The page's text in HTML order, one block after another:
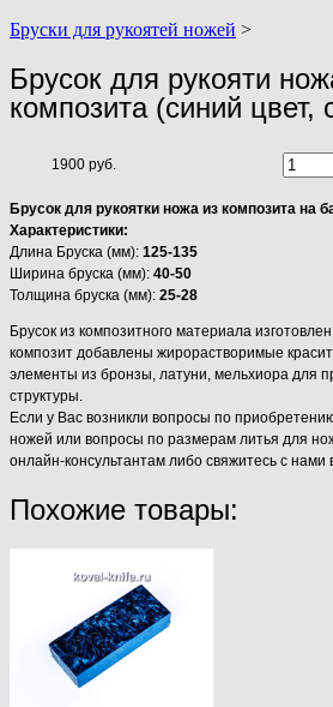
Бруски для рукоятей ножей >
Брусок для рукояти
композита (синий
1900 руб.
Брусок для рукоятки ножа из композита на
Характеристики:
Длина Бруска (мм): 125-135
Ширина бруска (мм): 40-50
Толщина бруска (мм): 25-28
Брусок из композитного материала
композит добавлены жирорастворимые
элементы из бронзы, латуни, мельхиора для
структуры.
Если у Вас возникли вопросы по
ножей или вопросы по размерам литья для
онлайн-консультантам либо свяжитесь с нами
Похожие товары: